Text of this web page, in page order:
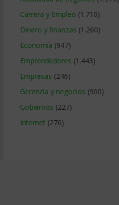
Carrera y Empleo (1.710)
Dinero y finanzas (1.260)
Economía (947)
Emprendedores (1.443)
Empresas (246)
Gerencia y negocios (900)
Gobiernos (227)
Internet (276)